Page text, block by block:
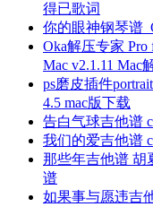
得已歌词
你的眼神钢琴谱
Oka解压专家 Pro
Mac v2.1.11 Mac
ps磨皮插件
4.5 mac版下载
告白气球吉他谱
我们的爱吉他谱
那些年吉他谱 胡
谱
如果事与愿违吉